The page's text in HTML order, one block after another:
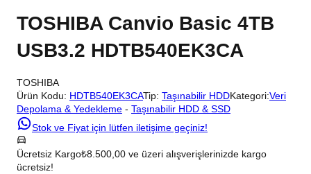
TOSHIBA Canvio Basic 4TB
USB3.2 HDTB540EK3CA
TOSHIBA
Ürün Kodu: HDTB540EK3CATip: Taşınabilir HDDKategori:Veri
Depolama & Yedekleme - Taşınabilir HDD & SSD
Stok ve Fiyat için lütfen iletişime geçiniz!
Ücretsiz Kargo₺8.500,00 ve üzeri alışverişlerinizde kargo
ücretsiz!